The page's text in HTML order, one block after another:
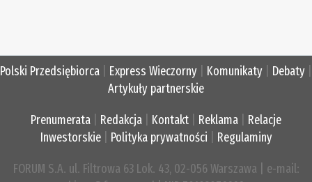
Polski Przedsiębiorca Express Wieczorny Komunikaty Debaty
Artykuły partnerskie
Prenumerata Redakcja Kontakt Reklama
Relacje
Inwestorskie| Polityka prywatności Regulaminy
FORUM S.A. ul. Filtrowa 63 Lok. 43, 02-056 Warszawa | e-mail: